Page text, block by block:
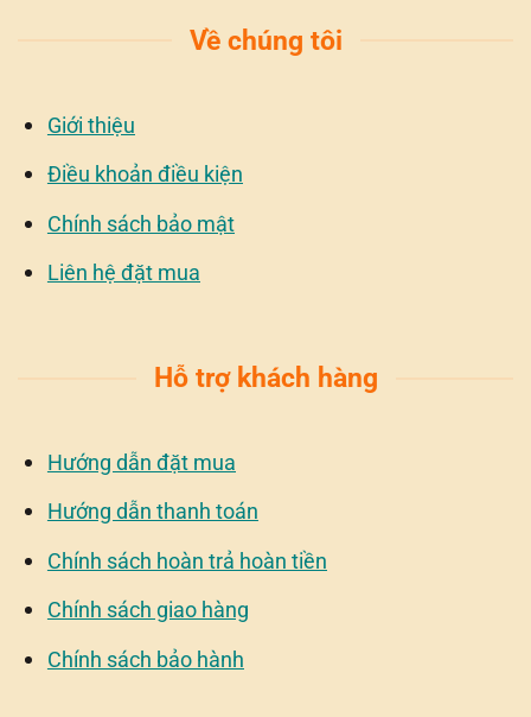
Về chúng tôi
Giới thiệu
Điều khoản điều kiện
Chính sách bảo mật
Liên hệ đặt mua
Hỗ trợ khách hàng
Hướng dẫn đặt mua
Hướng dẫn thanh toán
Chính sách hoàn trả hoàn tiền
Chính sách giao hàng
Chính sách bảo hành